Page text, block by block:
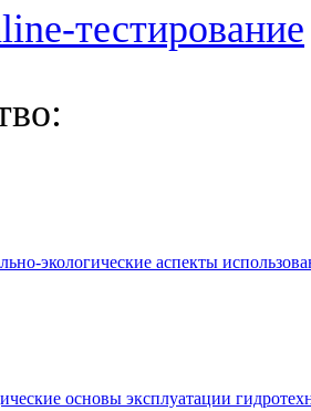
тестирование
экологические аспекты
основы эксплуатации